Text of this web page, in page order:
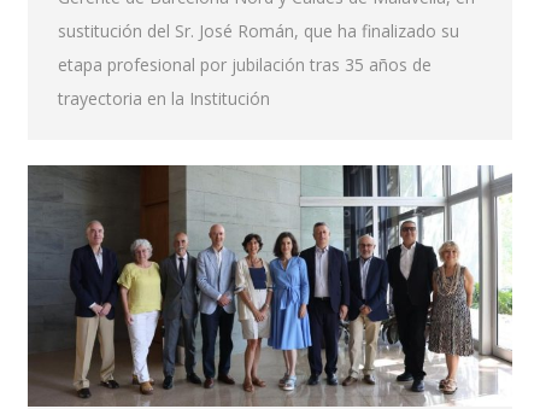
sustitución del Sr. José Román, que ha finalizado su
etapa profesional por jubilación tras 35 años de
trayectoria en la Institución